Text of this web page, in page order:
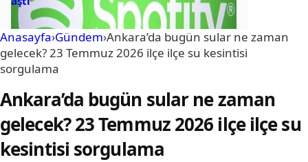
Anasayfa›Gündem›Ankara’da bugün sular ne zaman
gelecek? 23 Temmuz 2026 ilçe ilçe su kesintisi
sorgulama
Ankara’da bugün sular ne zaman
gelecek? 23 Temmuz 2026 ilçe ilçe su
kesintisi sorgulama